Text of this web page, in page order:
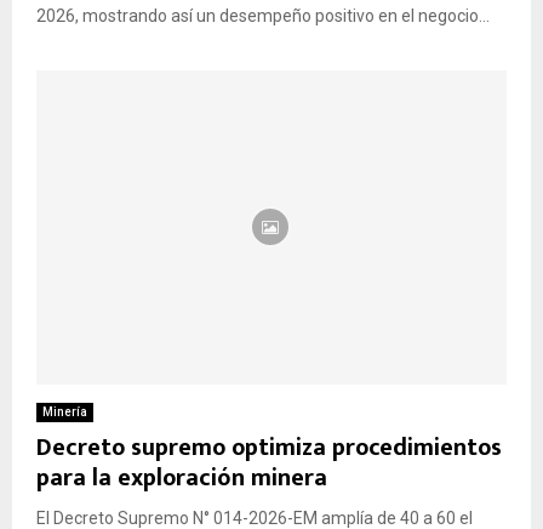
2026, mostrando así un desempeño positivo en el negocio...
Minería
Decreto supremo optimiza procedimientos
para la exploración minera
El Decreto Supremo N° 014-2026-EM amplía de 40 a 60 el